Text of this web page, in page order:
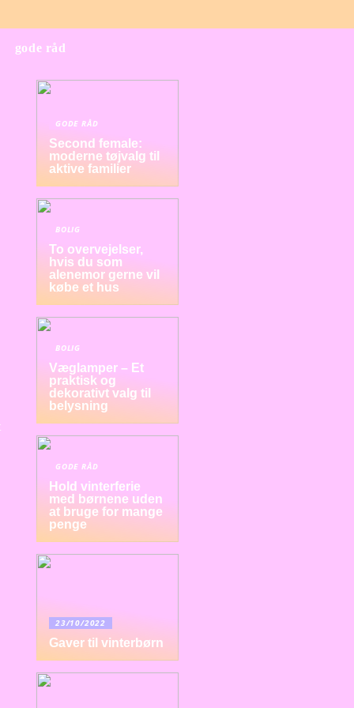
gode råd
GODE RÅD
Second female:
moderne tøjvalg til
aktive familier
BOLIG
To overvejelser,
hvis du som
alenemor gerne vil
købe et hus
BOLIG
Væglamper – Et
praktisk og
dekorativt valg til
belysning
GODE RÅD
Hold vinterferie
med børnene uden
at bruge for mange
penge
23/10/2022
Gaver til vinterbørn